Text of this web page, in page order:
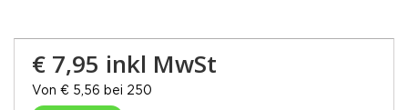
€ 7,95 inkl MwSt
Von € 5,56 bei 250